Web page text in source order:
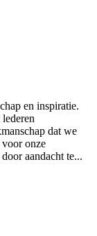
en inspiratie.
dat we
voor onze
aandacht te...